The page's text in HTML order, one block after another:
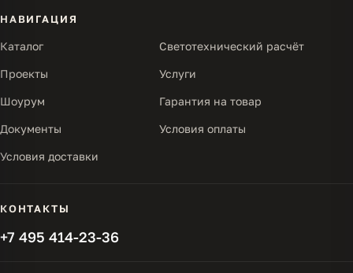
НАВИГАЦИЯ
Каталог Светотехнический расчёт
Проекты Услуги
Шоурум Гарантия на товар
Документы Условия оплаты
Условия доставки
КОНТАКТЫ
+7 495 414-23-36